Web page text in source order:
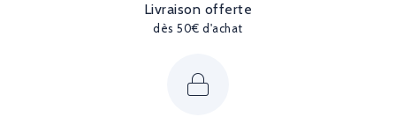
Livraison offerte
dès 50€ d'achat